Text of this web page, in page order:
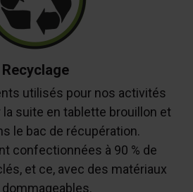
Recyclage
utilisés pour nos activités
suite en tablette brouillon et
le bac de récupération.
confectionnées à 90 % de
et ce, avec des matériaux
dommageables.